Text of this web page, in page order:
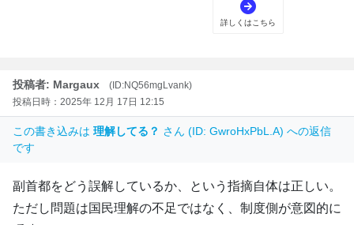
投稿者: Margaux
(ID:NQ56mgLvank)
投稿日時：2025年 12月 17日 12:15
この書き込みは 理解してる？ さん (ID: GwroHxPbL.A) への返信
です
副首都をどう誤解しているか、という指摘自体は正しい。
ただし問題は国民理解の不足ではなく、制度側が意図的に